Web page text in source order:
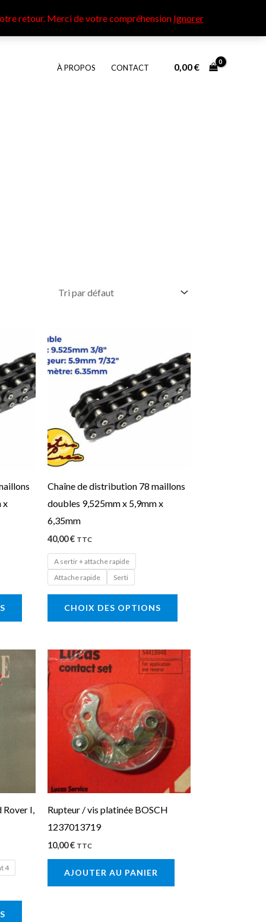
retour​. Merci de votre compréhension Ignorer
À PROPOS CONTACT 0,00€
x
produit
a
plusieurs
variations.
options
peuvent
choisiesChaîne de distribution 78 maillons
doubles 9,525mm x 5,9mm x
6,35mm
40,00€ TTC
A sertir + attache rapide
Attache rapide
Serti
CHOIX DES OPTIONS
produit
a
plusieurs
variations.
choisies
I,
4
produit
être
choisies
produit
Rupteur / vis platinée BOSCH
1237013719
10,00€ TTC
AJOUTER AU PANIER